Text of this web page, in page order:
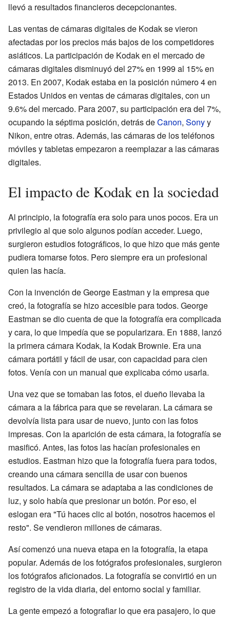
llevó a resultados financieros decepcionantes.
Las ventas de cámaras digitales de Kodak se vieron
afectadas por los precios más bajos de los competidores
asiáticos. La participación de Kodak en el mercado de
cámaras digitales disminuyó del 27% en 1999 al 15% en
2013. En 2007, Kodak estaba en la posición número 4 en
Estados Unidos en ventas de cámaras digitales, con un
9.6% del mercado. Para 2007, su participación era del 7%,
ocupando la séptima posición, detrás deCanon, Sonyy
Nikon, entre otras. Además, las cámaras de los teléfonos
móviles y tabletas empezaron a reemplazar a las cámaras
digitales.
El impacto de Kodak en la sociedad
Al principio, la fotografía era solo para unos pocos. Era un
privilegio al que solo algunos podían acceder. Luego,
surgieron estudios fotográficos, lo que hizo que más gente
pudiera tomarse fotos. Pero siempre era un profesional
quien las hacía.
Con la invención de George Eastman y la empresa que
creó, la fotografía se hizo accesible para todos. George
Eastman se dio cuenta de que la fotografía era complicada
y cara, lo que impedía que se popularizara. En 1888, lanzó
la primera cámara Kodak, la Kodak Brownie. Era una
cámara portátil y fácil de usar, con capacidad para cien
fotos. Venía con un manual que explicaba cómo usarla.
Una vez que se tomaban las fotos, el dueño llevaba la
cámara a la fábrica para que se revelaran. La cámara se
devolvía lista para usar de nuevo, junto con las fotos
impresas. Con la aparición de esta cámara, la fotografía se
masificó. Antes, las fotos las hacían profesionales en
estudios. Eastman hizo que la fotografía fuera para todos,
creando una cámara sencilla de usar con buenos
resultados. La cámara se adaptaba a las condiciones de
luz, y solo había que presionar un botón. Por eso, el
eslogan era "Tú haces clic al botón, nosotros hacemos el
resto". Se vendieron millones de cámaras.
Así comenzó una nueva etapa en la fotografía, la etapa
popular. Además de los fotógrafos profesionales, surgieron
los fotógrafos aficionados. La fotografía se convirtió en un
registro de la vida diaria, del entorno social y familiar.
La gente empezó a fotografiar lo que era pasajero, lo que